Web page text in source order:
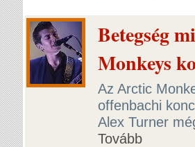
Betegség
Monkeys
Az Arctic
offenbachi
Alex Turner
Tovább